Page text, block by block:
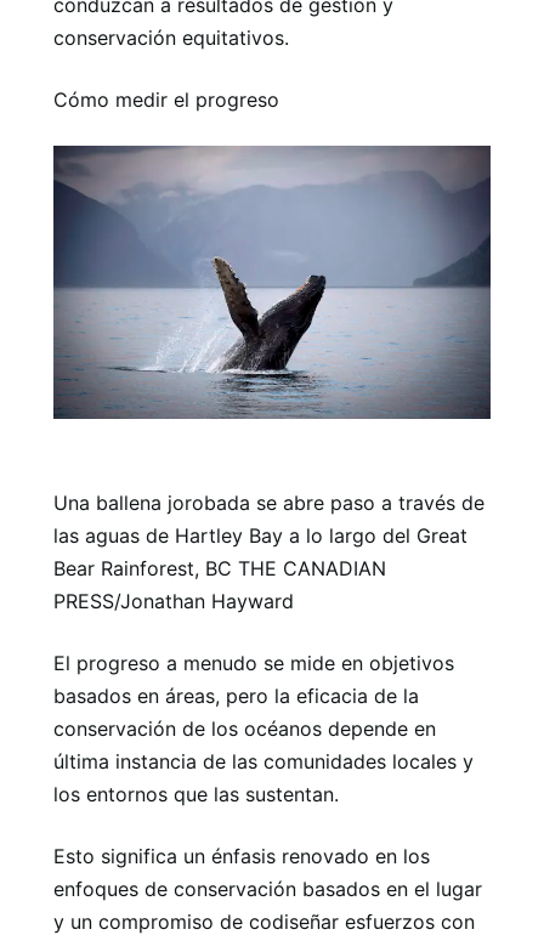
conduzcan a resultados de gestión y
conservación equitativos.
Cómo medir el progreso
Una ballena jorobada se abre paso a través de
las aguas de Hartley Bay a lo largo del Great
Bear Rainforest, BC THE CANADIAN
PRESS/Jonathan Hayward
El progreso a menudo se mide en objetivos
basados ​​en áreas, pero la eficacia de la
conservación de los océanos depende en
última instancia de las comunidades locales y
los entornos que las sustentan.
Esto significa un énfasis renovado en los
enfoques de conservación basados ​​en el lugar
y un compromiso de codiseñar esfuerzos con